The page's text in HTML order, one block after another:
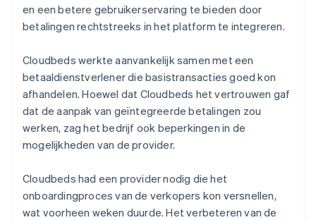
en een betere gebruikerservaring te bieden door
betalingen rechtstreeks in het platform te integreren.
Cloudbeds werkte aanvankelijk samen met een
betaaldienstverlener die basistransacties goed kon
afhandelen. Hoewel dat Cloudbeds het vertrouwen gaf
dat de aanpak van geïntegreerde betalingen zou
werken, zag het bedrijf ook beperkingen in de
mogelijkheden van de provider.
Cloudbeds had een provider nodig die het
onboardingproces van de verkopers kon versnellen,
wat voorheen weken duurde. Het verbeteren van de